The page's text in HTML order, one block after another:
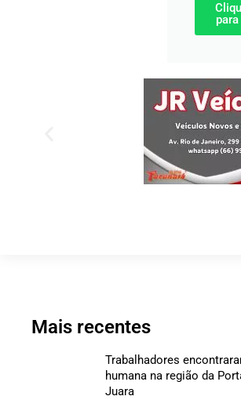
Mais recentes
Trabalhadores
humana na região da
Juara